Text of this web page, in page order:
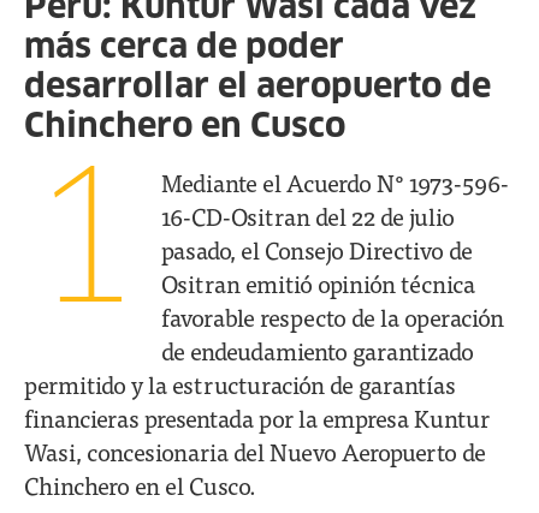
Perú: Kuntur Wasi cada vez
más cerca de poder
desarrollar el aeropuerto de
Chinchero en Cusco
1
Mediante el Acuerdo N° 1973-596-
16-CD-Ositran del 22 de julio
pasado, el Consejo Directivo de
Ositran emitió opinión técnica
favorable respecto de la operación
de endeudamiento garantizado
permitido y la estructuración de garantías
financieras presentada por la empresa Kuntur
Wasi, concesionaria del Nuevo Aeropuerto de
Chinchero en el Cusco.